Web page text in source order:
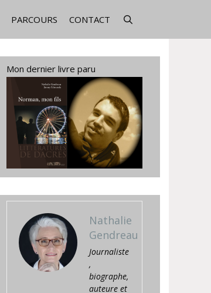
PARCOURS CONTACT
Mon dernier livre paru
Nathalie
Gendreau
Journaliste
,
biographe,
auteure et